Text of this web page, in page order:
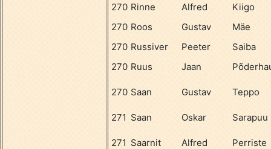
270 Rinne Alfred
Kiigo
270 Roos Gustav
Mäe
270 Russiver Peeter
Saiba
270 Ruus Jaan
270 Saan Gustav Teppo
271 Saan Oskar Sarapuu
271 Saarnit Alfred Perriste